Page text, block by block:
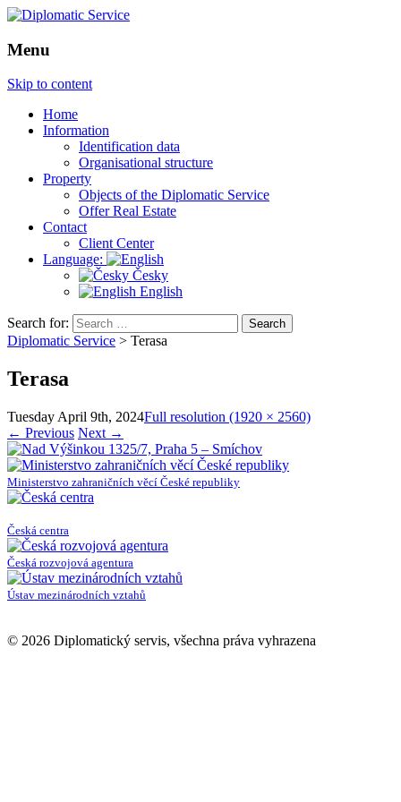
Menu
Skip to content
Home
Information
Identification data
Organisational structure
Property
Objects of the Diplomatic Service
Offer Real Estate
Contact
Client Center
Language:
Česky
English
Search for:
Diplomatic Service > Terasa
Terasa
Tuesday April 9th, 2024Full resolution (1920 × 2560)
← Previous Next →
Ministerstvo zahraničních věcí České republiky
Česká centra
Česká rozvojová agentura
Ústav mezinárodních vztahů
© 2026 Diplomatický servis, všechna práva vyhrazena